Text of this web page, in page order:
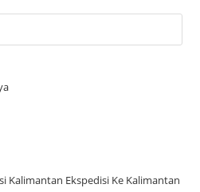
Kalimantan Ekspedisi Ke Kalimantan